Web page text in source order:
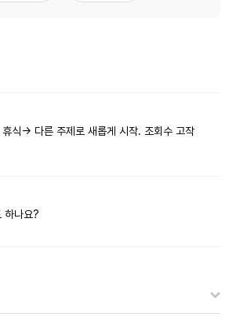
식-> 다른 주제로 새롭게 시작. 조회수 고작
하나요?